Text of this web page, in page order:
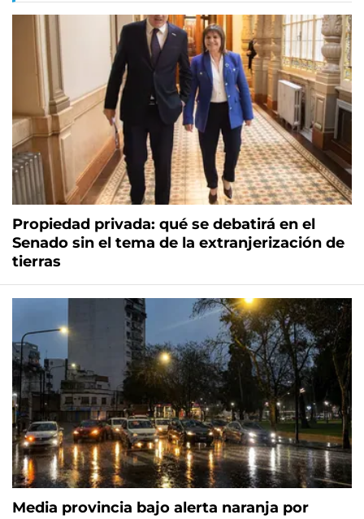
Propiedad privada: qué se debatirá en el
Senado sin el tema de la extranjerización de
tierras
Media provincia bajo alerta naranja por